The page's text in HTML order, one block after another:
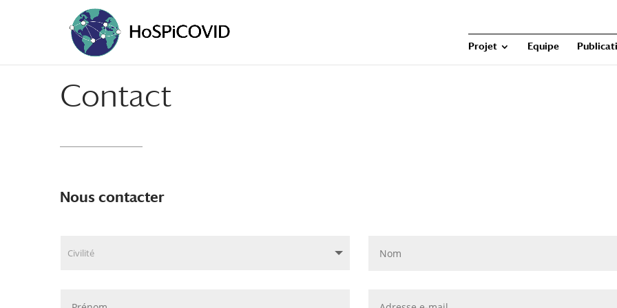
Projet Equipe
Contact
Nous contacter